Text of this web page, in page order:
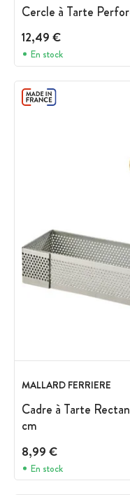
Cercle à Tarte
12,49 €
En stock
MALLARD FERRIERE
Cadre à Tarte
cm
8,99 €
En stock